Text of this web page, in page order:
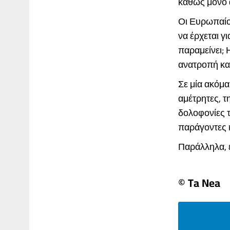
Οι
να έρχεται
ανατροπή
Σε μία
αμέτρητες,
δολοφονίες
παράγοντες
Παράλληλα,
© Ta Nea